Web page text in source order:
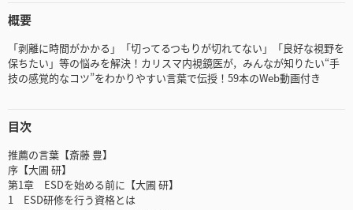
概要
「剥離に時間がかかる」「切ってるつもりが切れてない」「良好な視野を
保ちたい」等の悩みを解決！カリスマ内視鏡医が，みんなが知りたい“手
技の感覚的なコツ”をわかりやすい言葉で伝授！59本のWeb動画付き
目次
推薦の言葉【斎藤 豊】
序【大圃 研】
第1章 ESDを始める前に【大圃 研】
1 ESD研修を行う資格とは